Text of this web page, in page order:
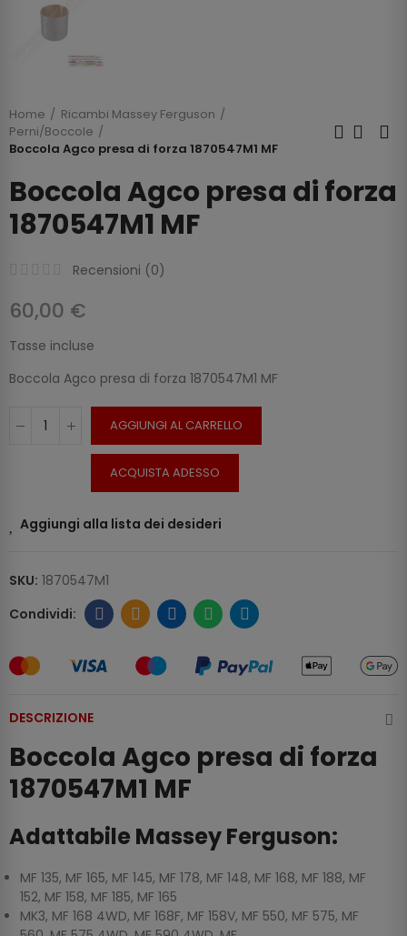
Home
Ricambi Massey Ferguson
Perni/Boccole
Boccola Agco presa di forza 1870547M1 MF
Boccola Agco presa di forza
1870547M1 MF
Recensioni (0)
60,00 €
Tasse incluse
Boccola Agco presa di forza 1870547M1 MF
AGGIUNGI AL CARRELLO
ACQUISTA ADESSO
Aggiungi alla lista dei desideri
SKU: 1870547M1
DESCRIZIONE
Boccola Agco presa di forza
1870547M1 MF
Adattabile Massey Ferguson:
MF 135, MF 165, MF 145, MF 178, MF 148, MF 168, MF 188, MF
152, MF 158, MF 185, MF 165
MK3, MF 168 4WD, MF 168F, MF 158V, MF 550, MF 575, MF